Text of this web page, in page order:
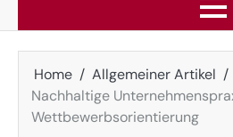
Home
Allgemeiner Artikel
Nachhaltige
Wettbewerbsorientierung